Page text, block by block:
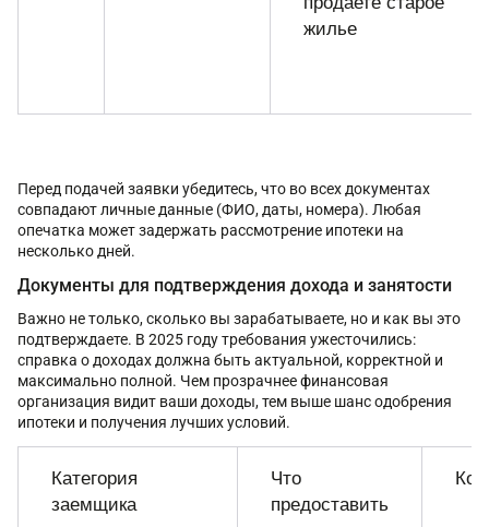
жилье
Перед подачей заявки убедитесь, что во всех документах
совпадают личные данные (ФИО, даты, номера). Любая
опечатка может задержать рассмотрение ипотеки на
несколько дней.
Документы для подтверждения дохода и занятости
Важно не только, сколько вы зарабатываете, но и как вы это
подтверждаете. В 2025 году требования ужесточились:
справка о доходах должна быть актуальной, корректной и
максимально полной. Чем прозрачнее финансовая
организация видит ваши доходы, тем выше шанс одобрения
ипотеки и получения лучших условий.
Категория
заемщика
Что
предоставить